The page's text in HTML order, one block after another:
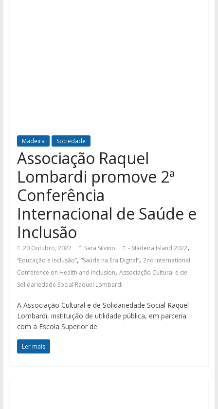
Madeira Sociedade
Associação Raquel
Lombardi promove 2ª
Conferência
Internacional de Saúde e
Inclusão
20 Outubro, 2022 Sara Silvino - Madeira Island 2022,
“Educação e Inclusão”, “Saúde na Era Digital”, 2nd International
Conference on Health and Inclusion, Associação Cultural e de
Solidariedade Social Raquel Lombardi
A Associação Cultural e de Solidariedade Social Raquel
Lombardi, instituição de utilidade pública, em parceria
com a Escola Superior de
Ler mais